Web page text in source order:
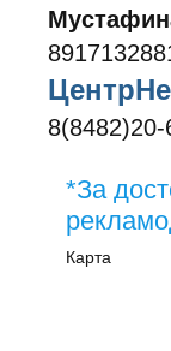
8(8482)20-
*За
Карта